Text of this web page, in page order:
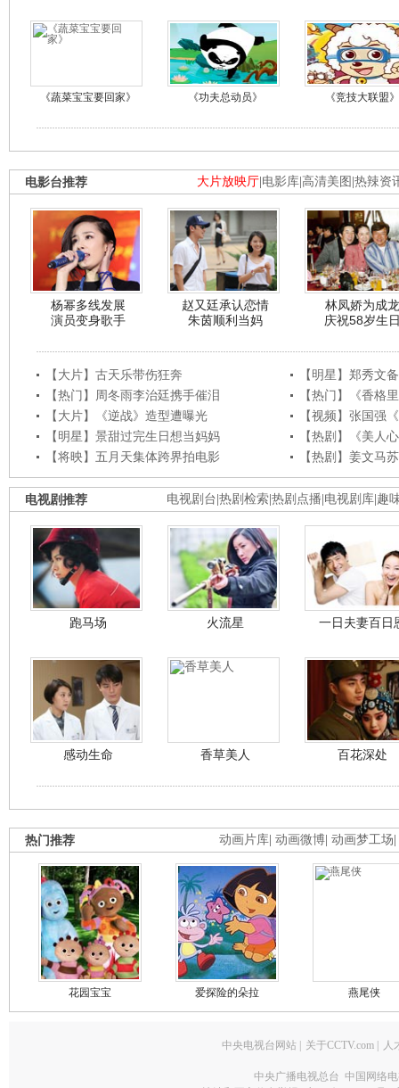
《蔬菜宝宝要回家》 《功夫总动员》 《竞技大联盟》
大片放映厅 电影库 高清美图 热辣资
电影台推荐
杨幂多线发展
演员变身歌手
赵又廷承认恋情
朱茵顺利当妈
林凤娇为成龙
庆祝58岁生
【大片】古天乐带伤狂奔
【明星】郑秀文
【热门】周冬雨李治廷携手催泪
【热门】《香格
【大片】《逆战》造型遭曝光
【视频】张国强
【明星】景甜过完生日想当妈妈
【热剧】《美人
【将映】五月天集体跨界拍电影
【热剧】姜文马
电视剧台 热剧检索 热剧点播 电视剧库 趣
电视剧推荐
跑马场 火流星 一日夫妻百日
感动生命 香草美人 百花深处
动画片库 动画微博 动画梦工场
热门推荐
花园宝宝 爱探险的朵拉 燕尾侠
中央电视台网站 关于CCTV.com 人
中央广播电视总台 中国网络